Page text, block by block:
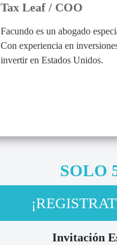
Tax Leaf / COO
Facundo es un abogado
Con experiencia en
invertir en Estados Unidos.
SOLO
Invitación